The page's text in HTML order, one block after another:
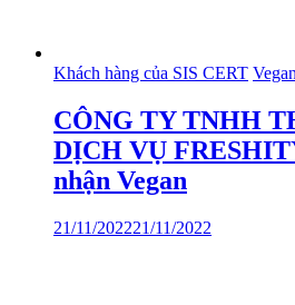
Khách hàng của SIS CERT
CÔNG TY TNHH
DỊCH VỤ
nhận Vegan
21/11/202221/11/2022